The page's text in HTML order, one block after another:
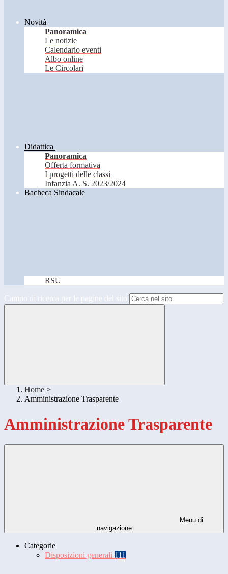
Novità
Panoramica
Le notizie
Calendario eventi
Albo online
Le Circolari
Didattica
Panoramica
Offerta formativa
I progetti delle classi
Infanzia A. S. 2023/2024
Bacheca Sindacale
RSU
Campo di ricerca per le pagine del sito
Home >
Amministrazione Trasparente
Amministrazione Trasparente
Menu di
navigazione
Categorie
Disposizioni generali 111